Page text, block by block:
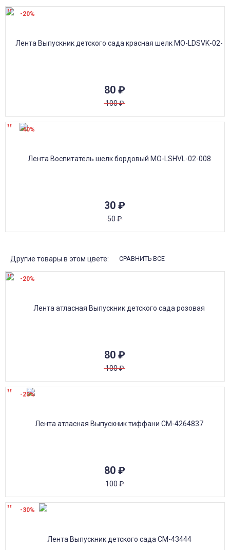
80 ₽
100₽
-20%
30 ₽
50₽
-40%
Другие товары в этом цвете: СРАВНИТЬ ВСЕ
80 ₽
100₽
-20%
80 ₽
100₽
-20%
-30%